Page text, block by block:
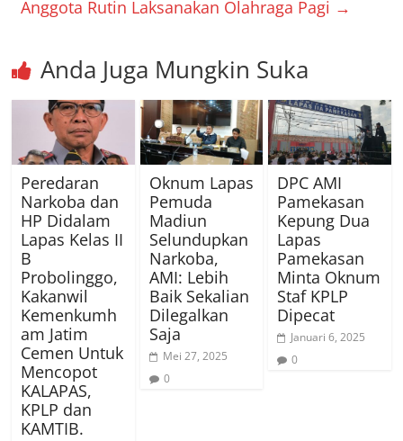
Anggota Rutin Laksanakan Olahraga Pagi →
Anda Juga Mungkin Suka
Peredaran
Narkoba dan
HP Didalam
Lapas Kelas II
B
Probolinggo,
Kakanwil
Kemenkumh
am Jatim
Cemen Untuk
Mencopot
KALAPAS,
KPLP dan
KAMTIB.
Oknum Lapas
Pemuda
Madiun
Selundupkan
Narkoba,
AMI: Lebih
Baik Sekalian
Dilegalkan
Saja
Mei 27, 2025
0
DPC AMI
Pamekasan
Kepung Dua
Lapas
Pamekasan
Minta Oknum
Staf KPLP
Dipecat
Januari 6, 2025
0